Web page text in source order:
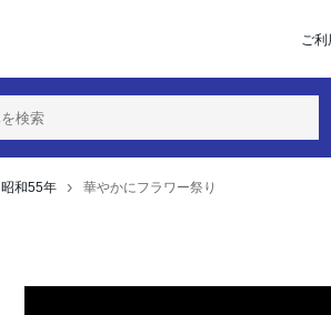
ご
昭和55年 華やかにフラワー祭り